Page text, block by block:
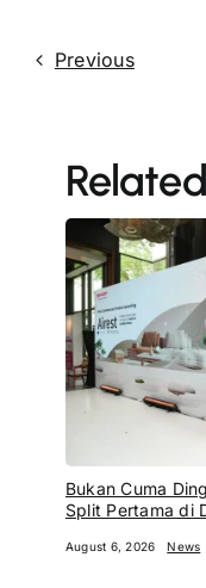
Previous
Bukan Cuma
Split Pertama di
August 6, 2026 News